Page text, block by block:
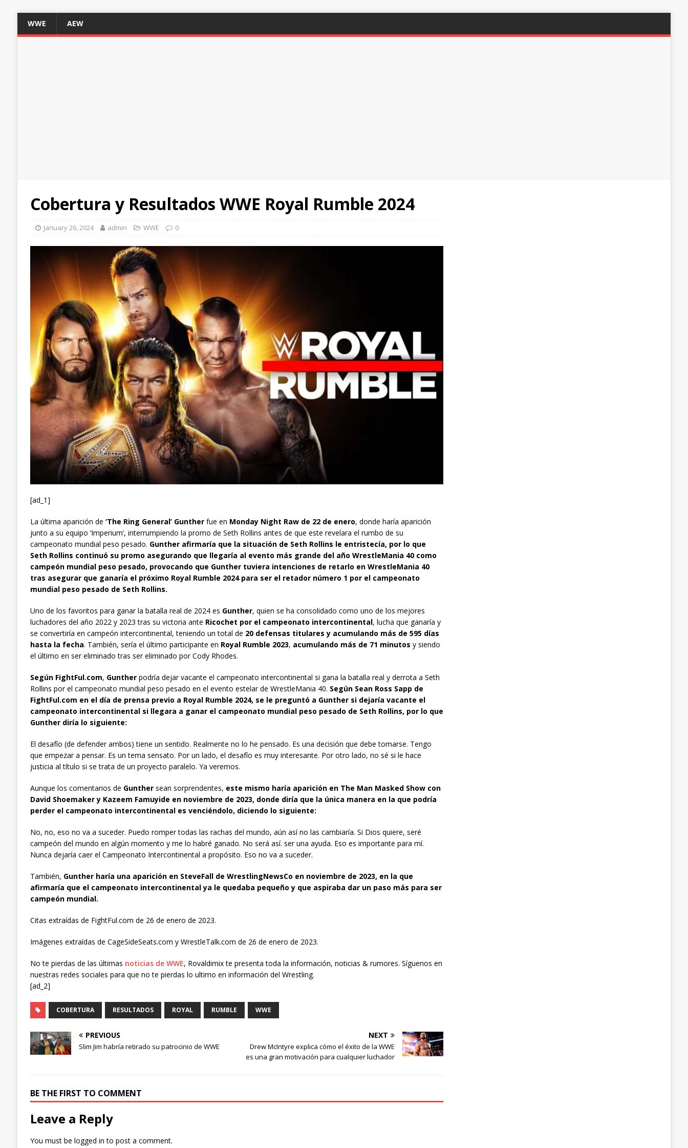
WWE AEW
Cobertura y Resultados WWE Royal Rumble 2024
January 26, 2024 admin WWE 0
[ad_1]
La última aparición de ‘The Ring General’ Guntherfue en Monday Night Raw de 22 de enero, donde haría aparición
junto a su equipo ‘Imperium’, interrumpiendo la promo de Seth Rollins antes de que este revelara el rumbo de su
campeonato mundial peso pesado. Gunther afirmaría que la situación de Seth Rollins le entristecía, por lo que
Seth Rollins continuó su promo asegurando que llegaría al evento más grande del año WrestleMania 40 como
campeón mundial peso pesado, provocando que Gunther tuviera intenciones de retarlo en WrestleMania 40
tras asegurar que ganaría el próximo Royal Rumble 2024 para ser el retador número 1 por el campeonato
mundial peso pesado de Seth Rollins.
Uno de los favoritos para ganar la batalla real de 2024 es Gunther, quien se ha consolidado como uno de los mejores
luchadores del año 2022 y 2023 tras su victoria ante Ricochet por el campeonato intercontinental, lucha que ganaría y
se convertiría en campeón intercontinental, teniendo un total de 20 defensas titulares y acumulando más de 595 días
hasta la fecha. También, sería el último participante en Royal Rumble 2023, acumulando más de 71 minutos y siendo
el último en ser eliminado tras ser eliminado por Cody Rhodes.
Según FightFul.com, Guntherpodría dejar vacante el campeonato intercontinental si gana la batalla real y derrota a Seth
Rollins por el campeonato mundial peso pesado en el evento estelar de WrestleMania 40. Según Sean Ross Sapp de
FightFul.com en el día de prensa previo a Royal Rumble 2024, se le preguntó a Gunther si dejaría vacante el
campeonato intercontinental si llegara a ganar el campeonato mundial peso pesado de Seth Rollins, por lo que
Gunther diría lo siguiente:
El desafío (de defender ambos) tiene un sentido. Realmente no lo he pensado. Es una decisión que debe tomarse. Tengo
que empezar a pensar. Es un tema sensato. Por un lado, el desafío es muy interesante. Por otro lado, no sé si le hace
justicia al título si se trata de un proyecto paralelo. Ya veremos.
Aunque los comentarios de Gunthersean sorprendentes, este mismo haría aparición en The Man Masked Show con
David Shoemaker y Kazeem Famuyide en noviembre de 2023, donde diría que la única manera en la que podría
perder el campeonato intercontinental es venciéndolo, diciendo lo siguiente:
No, no, eso no va a suceder. Puedo romper todas las rachas del mundo, aún así no las cambiaría. Si Dios quiere, seré
campeón del mundo en algún momento y me lo habré ganado. No será así. ser una ayuda. Eso es importante para mí.
Nunca dejaría caer el Campeonato Intercontinental a propósito. Eso no va a suceder.
También, Gunther haría una aparición en SteveFall de WrestlingNewsCo en noviembre de 2023, en la que
afirmaría que el campeonato intercontinental ya le quedaba pequeño y que aspiraba dar un paso más para ser
campeón mundial.
Citas extraídas de FightFul.com de 26 de enero de 2023.
Imágenes extraídas de CageSideSeats.com y WrestleTalk.com de 26 de enero de 2023.
No te pierdas de las últimas noticias de WWE, Rovaldimix te presenta toda la información, noticias & rumores. Síguenos en
nuestras redes sociales para que no te pierdas lo ultimo en información del Wrestling.
[ad_2]
COBERTURA RESULTADOS ROYAL RUMBLE WWE
PREVIOUS
Slim Jim habría retirado su patrocinio de WWE
NEXT
Drew McIntyre explica cómo el éxito de la WWE
es una gran motivación para cualquier luchador
BE THE FIRST TO COMMENT
Leave a Reply
You must be logged in to post a comment.